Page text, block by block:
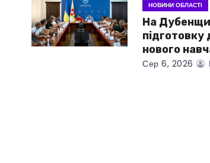
НОВИНИ ОБЛАСТІ
На
підготовку
нового
Сер 6, 2026